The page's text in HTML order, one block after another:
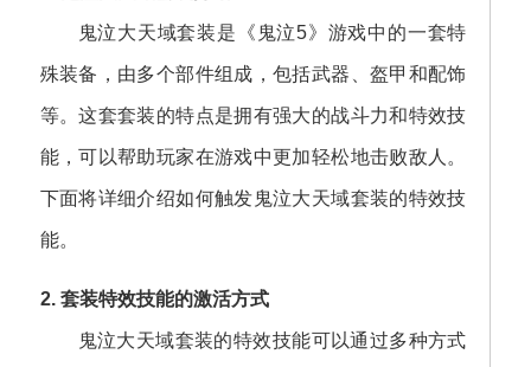
鬼泣大天域套装是《鬼泣5》游戏中的一套特
殊装备，由多个部件组成，包括武器、盔甲和配饰
等。这套套装的特点是拥有强大的战斗力和特效技
能，可以帮助玩家在游戏中更加轻松地击败敌人。
下面将详细介绍如何触发鬼泣大天域套装的特效技
能。
2. 套装特效技能的激活方式
鬼泣大天域套装的特效技能可以通过多种方式